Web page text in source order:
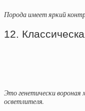
Порода имеет яркий
12.
Это генетически вороная
осветлителя.